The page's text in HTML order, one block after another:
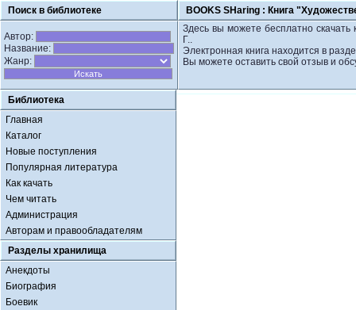
Поиск в библиотеке BOOKS SHaring : Книга
Автор:
Название:
Жанр:
Здесь вы можете бесплатно скачать
Г..
Электронная книга находится в
Вы можете оставить свой отзыв и
Библиотека
Главная
Каталог
Новые поступления
Популярная литература
Как качать
Чем читать
Администрация
Авторам и правообладателям
Разделы хранилища
Анекдоты
Биография
Боевик